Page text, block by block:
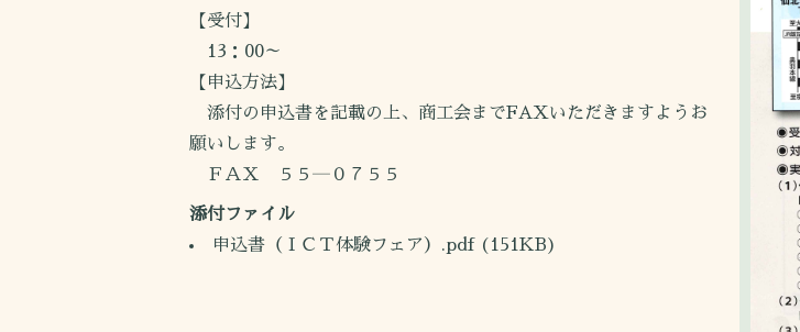
【受付】
13：00～
【申込方法】
添付の申込書を記載の上、商工会までFAXいただきますようお
願いします。
ＦＡＸ ５５―０７５５
添付ファイル
申込書（ＩＣＴ体験フェア）.pdf(151KB)